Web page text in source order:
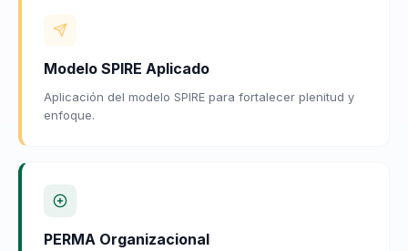
Modelo SPIRE Aplicado
Aplicación del modelo SPIRE para fortalecer plenitud y
enfoque.
PERMA Organizacional